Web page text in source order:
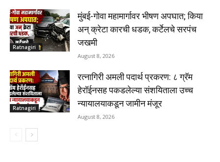
Ratnagiri
मुंबई-गोवा महामार्गावर भीषण अपघात; किया
अन् क्रेटा कारची धडक, कर्टेलचे सरपंच
जखमी
August 8, 2026
Ratnagiri
रत्नागिरी अमली पदार्थ प्रकरण: ८ ग्रॅम
हेरॉईनसह पकडलेल्या संशयिताला उच्च
न्यायालयाकडून जामीन मंजूर
August 8, 2026